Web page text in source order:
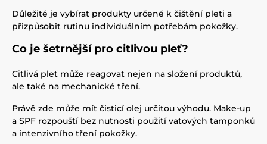
Důležité je vybírat produkty určené k čištění pleti a
přizpůsobit rutinu individuálním potřebám pokožky.
Co je šetrnější pro citlivou pleť?
Citlivá pleť může reagovat nejen na složení produktů,
ale také na mechanické tření.
Právě zde může mít čisticí olej určitou výhodu. Make-up
a SPF rozpouští bez nutnosti použití vatových tamponků
a intenzivního tření pokožky.